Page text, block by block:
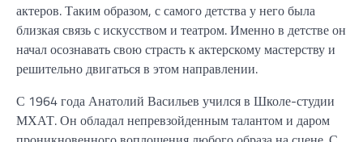
актеров. Таким образом, с самого детства у него была
близкая связь с искусством и театром. Именно в детстве он
начал осознавать свою страсть к актерскому мастерству и
решительно двигаться в этом направлении.
С 1964 года Анатолий Васильев учился в Школе-студии
МХАТ. Он обладал непревзойденным талантом и даром